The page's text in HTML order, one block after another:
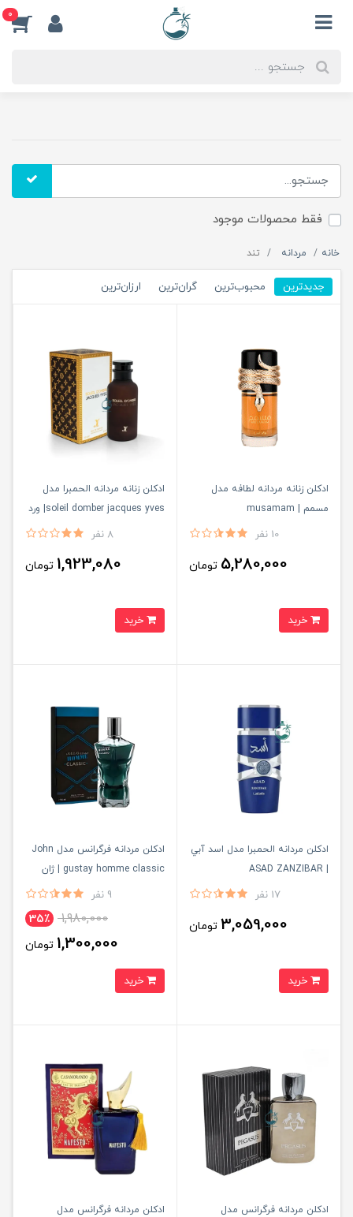
0
فقط محصولات موجود
خانه مردانه تند
جدیدترین محبوب‌ترین گران‌ترین ارزان‌ترین
ادكلن زنانه مردانه لطافه مدل
مسمم | musamam
10 نفر
5,280,000 تومان
ادكلن زنانه مردانه الحمبرا مدل
soleil domber jacques yves| ورد
سولیل د آمبر ژاک ایو
8 نفر
1,923,080 تومان
ادكلن مردانه الحمبرا مدل اسد آبي
| ASAD ZANZIBAR
17 نفر
3,059,000 تومان
ادكلن مردانه فرگرانس مدل John
gustay homme classic | ژان
گوستاي هوم كلاسيك
9 نفر
1,980,000 35٪
1,300,000 تومان
ادكلن مردانه فرگرانس مدل
ادكلن مردانه فرگرانس مدل